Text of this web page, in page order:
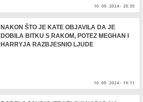
10. 09. 2024 - 20:35
NAKON ŠTO JE KATE OBJAVILA DA JE
DOBILA BITKU S RAKOM, POTEZ MEGHAN I
HARRYJA RAZBJESNIO LJUDE
10. 09. 2024 - 19:11